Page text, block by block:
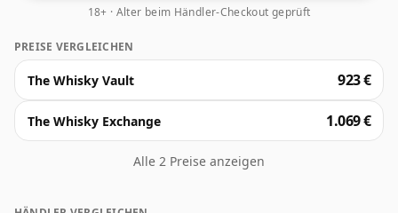
18+ · Alter beim Händler-Checkout geprüft
PREISE VERGLEICHEN
The Whisky Vault 923 €
The Whisky Exchange 1.069 €
Alle 2 Preise anzeigen